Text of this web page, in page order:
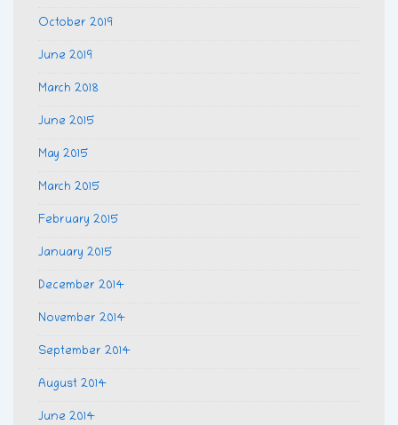
October 2019
June 2019
March 2018
June 2015
May 2015
March 2015
February 2015
January 2015
December 2014
November 2014
September 2014
August 2014
June 2014